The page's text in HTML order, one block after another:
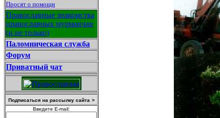
Просят о помощи
Православные знакомства
православных мурманчан
(и не только)
Паломническая служба
Форум
Приватный чат
Подписаться на рассылку сайта >
Введите E-mail: